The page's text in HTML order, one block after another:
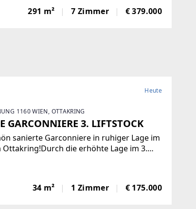
Gemeinde Krumbach zu schaffen!Das
errichtete Haus
291 m² 7 Zimmer € 379.000
Heute
1160 WIEN, OTTAKRING
GARCONNIERE 3. LIFTSTOCK
sanierte Garconniere in ruhiger Lage im
Ottakring!Durch die erhöhte Lage im 3.
34 m² 1 Zimmer € 175.000